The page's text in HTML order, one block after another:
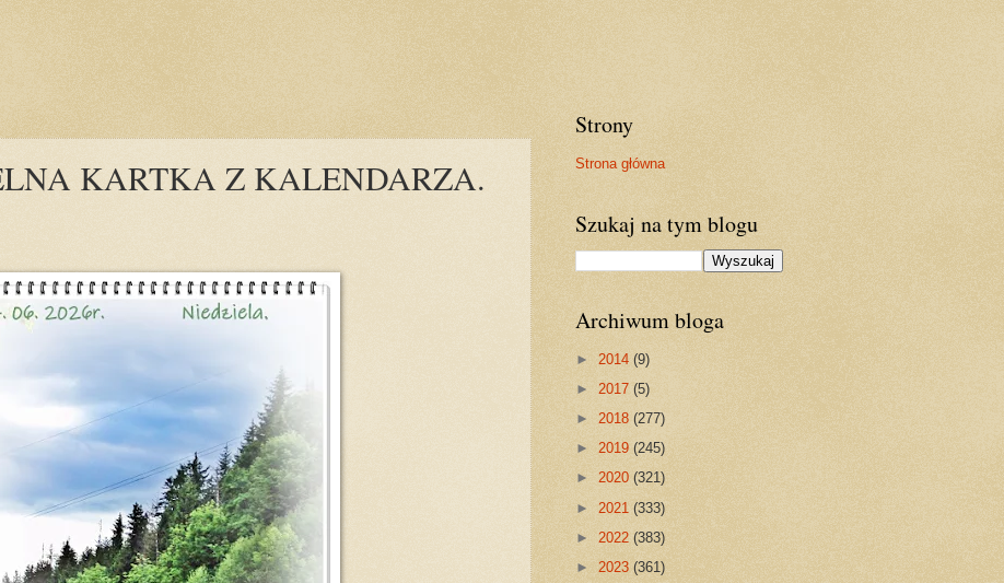
KARTKA Z KALENDARZA.
Strony
Strona główna
Szukaj na tym blogu
Archiwum bloga
► 2014 (9)
► 2017 (5)
► 2018 (277)
► 2019 (245)
► 2020 (321)
► 2021 (333)
► 2022 (383)
► 2023 (361)